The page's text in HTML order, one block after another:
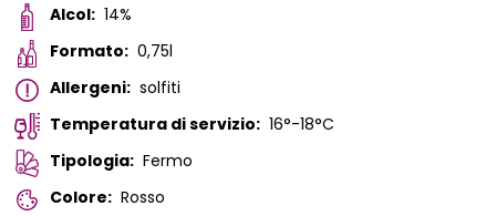
Alcol: 14%
Formato: 0,75l
Allergeni: solfiti
Temperatura di servizio: 16°-18°C
Tipologia: Fermo
Colore: Rosso